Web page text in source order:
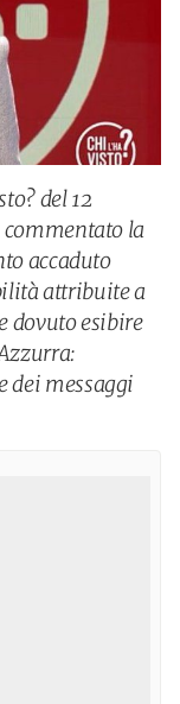
del 12
commentato la
accaduto
attribuite a
dovuto esibire
dei messaggi